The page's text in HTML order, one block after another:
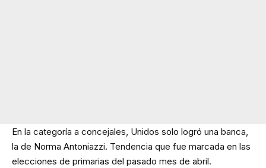
En la categoría a concejales, Unidos solo logró una banca,
la de Norma Antoniazzi. Tendencia que fue marcada en las
elecciones de primarias del pasado mes de abril.